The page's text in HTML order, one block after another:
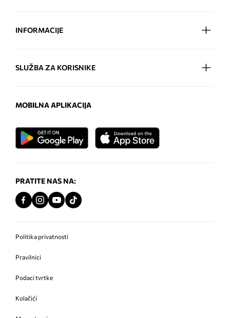
INFORMACIJE
SLUŽBA ZA KORISNIKE
MOBILNA APLIKACIJA
PRATITE NAS NA:
Politika privatnosti
Pravilnici
Podaci tvrtke
Kolačići